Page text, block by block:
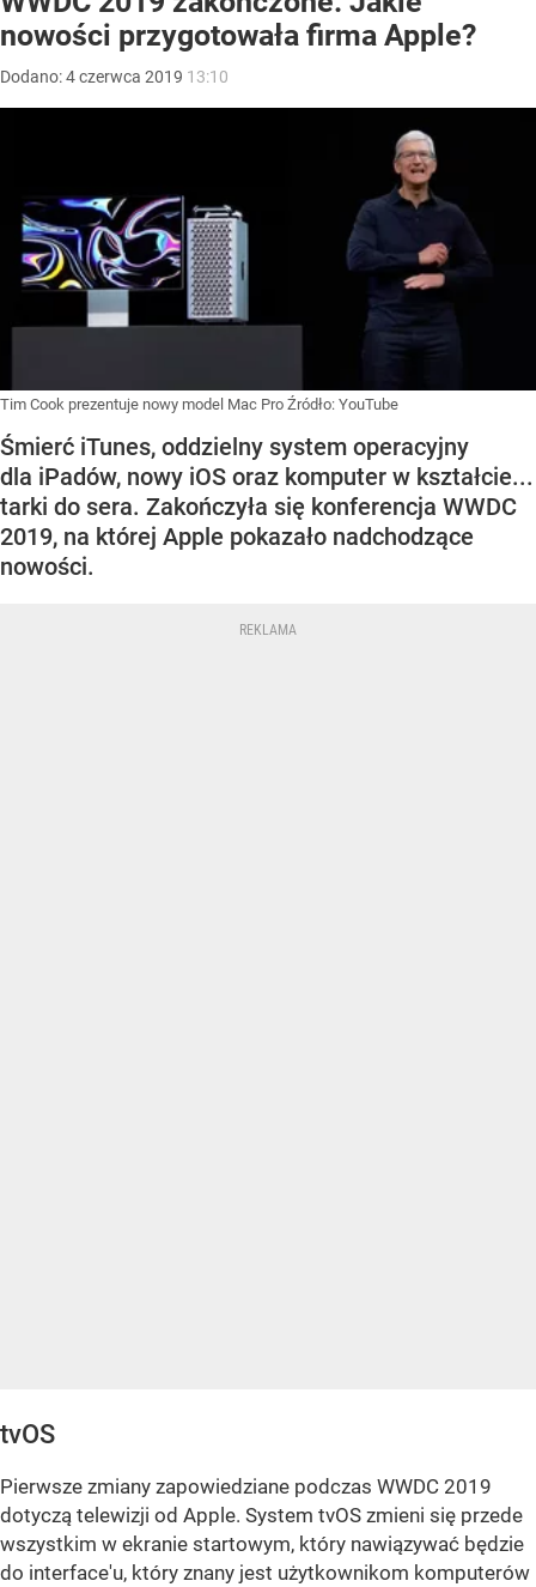
nowości przygotowała firma Apple?
Dodano:4czerwca 2019 13:10
Tim Cook prezentuje nowy model Mac Pro Źródło: YouTube
Śmierć iTunes, oddzielny system operacyjny
dla iPadów, nowy iOS oraz komputer w kształcie...
tarki do sera. Zakończyła się konferencja WWDC
2019, na której Apple pokazało nadchodzące
nowości.
tvOS
Pierwsze zmiany zapowiedziane podczas WWDC 2019
dotyczą telewizji od Apple. System tvOS zmieni się przede
wszystkim w ekranie startowym, który nawiązywać będzie
do interface'u, który znany jest użytkownikom komputerów